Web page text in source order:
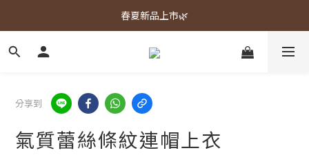
春夏新品上市🌿
春夏新品上市🌿
週週上新品✨
分享到
氣質蕾絲條紋連帽上衣